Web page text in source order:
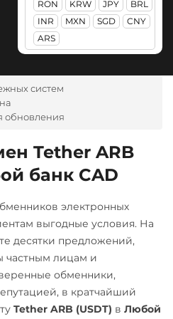
Litecoin (LTC)
Monero (XMR)
NEO
Notcoin (NOT)
Ontology (ONT)
PancakeSwap (CAKE)
Pax Dollar (USDP)
ERC20
Pepe
Pol (ex-MATIC)
А-Банк UAH
Авангард RUB
CASH-IN RUB
Беларусбанк BYN
ВТБ Банк RUB
Евразийский Банк KZT
ЕРИП Расчет BYN
Карта Unionpay CNY
Карта UZCARD UZS
RON
KRW JPY
BRL
INR
MXN SGD
CNY
ARS
систем
обновления
Tether ARB
банк CAD
электронных
выгодные условия. На
десятки предложений,
частным лицам и
обменники,
в кратчайший
Tether ARB (USDT) в Любой